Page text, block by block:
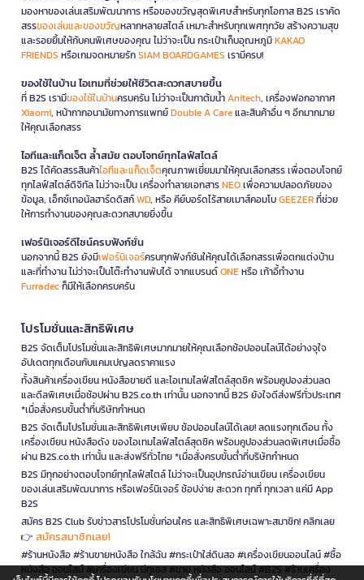
มองหาของเล่นเสริมพัฒนาการ หรือของขวัญสุดพิเศษสำหรับทุกโอกาส B2S เราคัด
สรรของเล่นและของขวัญหลากหลายสไตล์ เหมาะสำหรับทุกเพศทุกวัย สร้างความสุข
และรอยยิ้มให้กับคนพิเศษของคุณ ไม่ว่าจะเป็น กระเป๋าเก็บอุณหภูมิKAKAO
FRIENDS หรือเกมจดหมายรักSIAM BOARDGAMES เรามีครบ!
ของใช้ในบ้าน ไอเทมที่ช่วยให้ชีวิตสะดวกสบายขึ้น
ที่ B2S เรามีของใช้ในบ้านครบครัน ไม่ว่าจะเป็นกาต้มน้ำAnitech, เครื่องฟอกอากาศ
Xiaomi, หน้ากากอนามัยทางการแพทย์Double A Careและสินค้าอื่น ๆ อีกมากมาย
ให้คุณเลือกสรร
ไอทีและแก็ดเจ็ต ล้ำสมัย ตอบโจทย์ทุกไลฟ์สไตล์
B2S ได้คัดสรรสินค้าไอทีและแก็ดเจ็ตคุณภาพเยี่ยมมาให้คุณเลือกสรร เพื่อตอบโจทย์
ทุกไลฟ์สไตล์ดิจิทัล ไม่ว่าจะเป็น เครื่องทำลายเอกสารNEOเพื่อความปลอดภัยของ
ข้อมูล, เอ็กซ์เทอนัลฮาร์ดดิสก์WD, หรือ คีย์บอร์ดไร้สายเมาส์คอมโบGEEZERที่ช่วย
ให้การทำงานของคุณสะดวกสบายยิ่งขึ้น
เฟอร์นิเจอร์ดีไซน์ครบฟังก์ชั่น
นอกจากนี้ B2S ยังมีเฟอร์นิเจอร์ครบทุกฟังก์ชันให้คุณได้เลือกสรรเพื่อตกแต่งบ้าน
และที่ทำงาน ไม่ว่าจะเป็นโต๊ะทำงานพับได้ จากแบรนด์ONEหรือ เก้าอี้ทำงาน
Furradecก็มีให้เลือกครบครัน
โปรโมชั่นและสิทธิพิเศษ
B2S จัดเต็มโปรโมชั่นและสิทธิพิเศษมากมายให้คุณเลือกช้อปออนไลน์ได้อย่างจุใจ
อัปเดตทุกเดือนกับแคมเปญลดราคาแรง
ทั้งสินค้าเครื่องเขียน หนังสือขายดี และไอเทมไลฟ์สไตล์สุดชิค พร้อมคูปองส่วนลด
และดีลพิเศษเมื่อช้อปผ่าน B2S.co.th เท่านั้น นอกจากนี้ B2S ยังใจดีส่งฟรีทั่วประเทศ
*เมื่อสั่งครบขั้นต่ำที่บริษัทกำหนด
B2S จัดเต็มโปรโมชั่นและสิทธิพิเศษเพียบ ช้อปออนไลน์ได้เลย! ลดแรงทุกเดือน ทั้ง
เครื่องเขียน หนังสือดัง ของไอเทมไลฟ์สไตล์สุดชิค พร้อมคูปองส่วนลดพิเศษเมื่อซื้อ
ผ่าน B2S.co.th เท่านั้น และส่งฟรีทั่วไทย *เมื่อสั่งครบขั้นต่ำที่บริษัทกำหนด
B2S มีทุกอย่างตอบโจทย์ทุกไลฟ์สไตล์ ไม่ว่าจะเป็นอุปกรณ์อ่านเขียน เครื่องเขียน
ของเล่นเสริมพัฒนาการ หรือเฟอร์นิเจอร์ ช้อปง่าย สะดวก ทุกที่ ทุกเวลา แค่มี App
B2S
สมัคร B2S Club รับข่าวสารโปรโมชั่นก่อนใคร และสิทธิพิเศษเฉพาะสมาชิก! คลิกเลย
👉 สมัครสมาชิกเลย!
#ร้านหนังสือ #ร้านขายหนังสือ ใกล้ฉัน #กระเป๋าใส่ดินสอ #เครื่องเขียนออนไลน์ #ซื้อ
หนังสือ ออนไลน์ #เครื่องเขียน บีทูเอส #ขาย หนังสือ ออนไลน์ #B2S #ร้านเครื่อง